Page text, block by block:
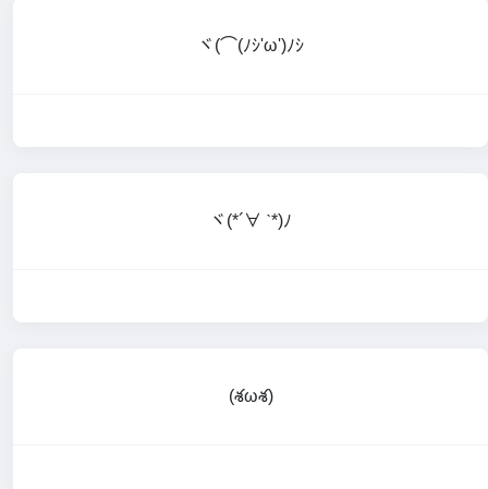
ヾ(⌒(ﾉｼ'ω')ﾉｼ
ヾ(*´∀ ˋ*)ﾉ
(శωశ)